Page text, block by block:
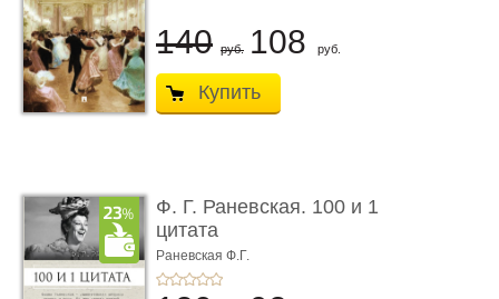
140 руб. 108 руб.
Купить
Ф. Г. Раневская. 100 и 1
цитата
Раневская Ф.Г.